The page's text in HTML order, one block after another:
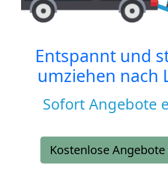
Entspannt und
umziehen nach
Sofort Angebote
Kostenlose